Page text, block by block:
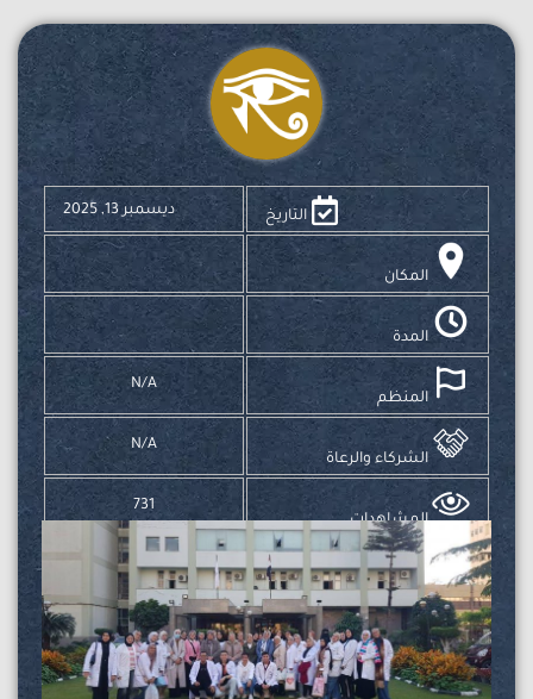
التاريخ ديسمبر 13, 2025
المكان
المدة
المنظم
N/A
الشركاء والرعاة
N/A
المشاهدات
731